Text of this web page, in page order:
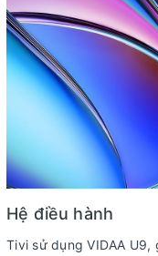
Hệ điều hành
Tivi sử dụng VIDAA